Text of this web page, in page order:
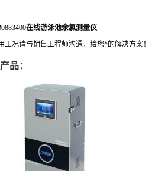
在线游泳池余氯测量仪
工况请与销售工程师沟通，给您*的解决方案！
品：